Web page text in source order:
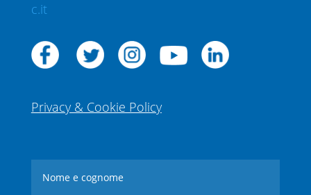
c.it
Privacy & Cookie Policy